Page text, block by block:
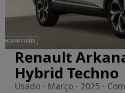
Imagem 1 de 27
Renault
Hybrid Techno
Usado · Março · 2025 ·